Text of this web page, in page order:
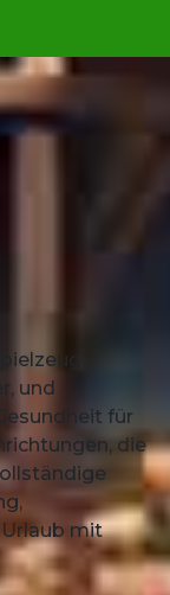
und
für
die
mit